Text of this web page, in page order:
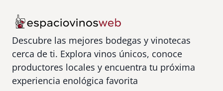
s
p
i
n
o
s
Descubre las mejores bodegas y vinotecas
cerca de ti. Explora vinos únicos, conoce
productores locales y encuentra tu próxima
experiencia enológica favorita